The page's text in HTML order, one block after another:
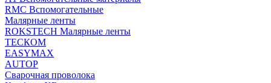
RMC Вспомогательные
Малярные ленты
ROKSTECH Малярные ленты
ТЕСКОМ
EASYMAX
AUTOP
Сварочная проволока